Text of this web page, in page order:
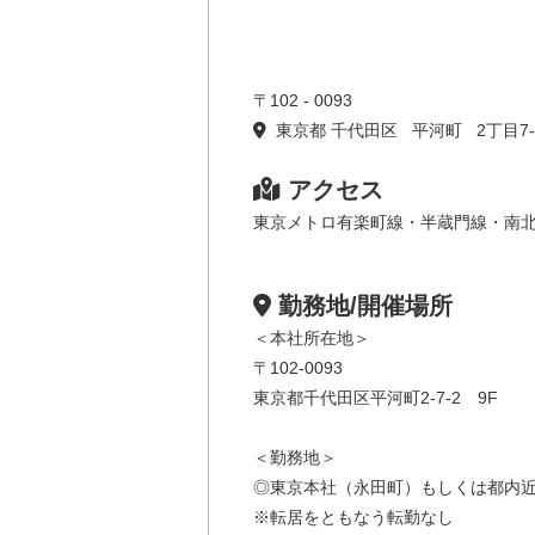
〒102 - 0093
東京都 千代田区 平河町 2丁目7-
アクセス
東京メトロ有楽町線・半蔵門線・南
勤務地/開催場所
＜本社所在地＞
〒102-0093
東京都千代田区平河町2-7-2 9F
＜勤務地＞
◎東京本社（永田町）もしくは都内
※転居をともなう転勤なし